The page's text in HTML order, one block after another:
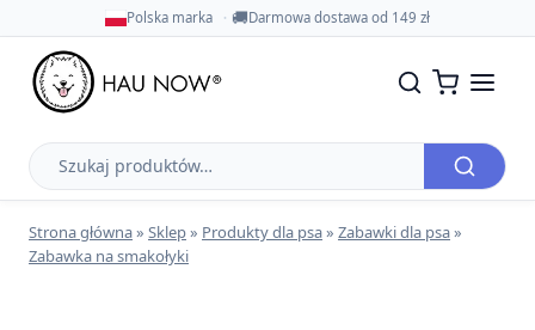
Polska marka 🚚Darmowa dostawa od 149 zł
Szukaj
produktów
Strona główna» Sklep» Produkty dla psa» Zabawki dla psa»
Zabawka na smakołyki